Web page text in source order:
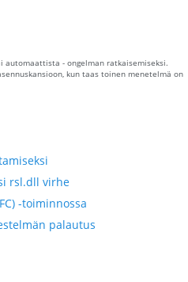
- ongelman ratkaisemiseksi.
kun taas toinen menetelmä on
rsl.dll virhe
-toiminnossa
palautus